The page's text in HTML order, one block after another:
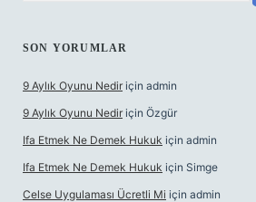
SON YORUMLAR
9 Aylık Oyunu Nedir için admin
9 Aylık Oyunu Nedir için Özgür
Ifa Etmek Ne Demek Hukuk için admin
Ifa Etmek Ne Demek Hukuk için Simge
Celse Uygulaması Ücretli Mi için admin